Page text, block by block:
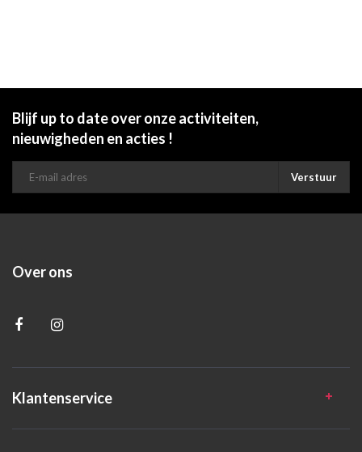
Blijf up to date over onze activiteiten,
nieuwigheden en acties !
Verstuur
Over ons
Klantenservice